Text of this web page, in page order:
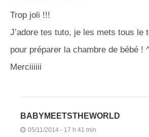
Trop joli !!!
J’adore tes tuto, je les mets tous le
pour préparer la chambre de bébé !
Merciiiiii
BABYMEETSTHEWORLD
05/11/2014 - 17 h 41 min